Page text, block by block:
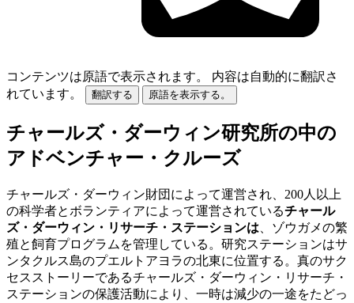
コンテンツは原語で表示されます。
内容は自動的に翻訳さ
れています。
翻訳する 原語を表示する。
チャールズ・ダーウィン研究所の中の
アドベンチャー・クルーズ
チャールズ・ダーウィン財団によって運営され、200人以上
の科学者とボランティアによって運営されているチャール
ズ・ダーウィン・リサーチ・ステーションは 、ゾウガメの繁
殖と飼育プログラムを管理している。研究ステーションはサ
ンタクルス島のプエルトアヨラの北東に位置する。真のサク
セスストーリーであるチャールズ・ダーウィン・リサーチ・
ステーションの保護活動により、一時は減少の一途をたどっ